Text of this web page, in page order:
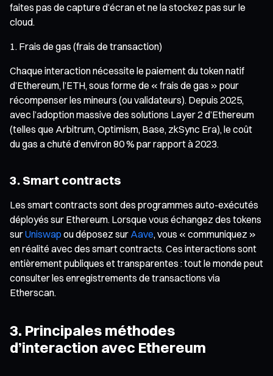
faites pas de capture d’écran et ne la stockez pas sur le
cloud.
Frais de gas (frais de transaction)
Chaque interaction nécessite le paiement du token natif
d’Ethereum, l’ETH, sous forme de « frais de gas » pour
récompenser les mineurs (ou validateurs). Depuis 2025,
avec l’adoption massive des solutions Layer 2 d’Ethereum
(telles que Arbitrum, Optimism, Base, zkSync Era), le coût
du gas a chuté d’environ 80 % par rapport à 2023.
3. Smart contracts
Les smart contracts sont des programmes auto-exécutés
déployés sur Ethereum. Lorsque vous échangez des tokens
surUniswap ou déposez sur Aave, vous « communiquez »
en réalité avec des smart contracts. Ces interactions sont
entièrement publiques et transparentes : tout le monde peut
consulter les enregistrements de transactions via
Etherscan.
3. Principales méthodes
d’interaction avec Ethereum